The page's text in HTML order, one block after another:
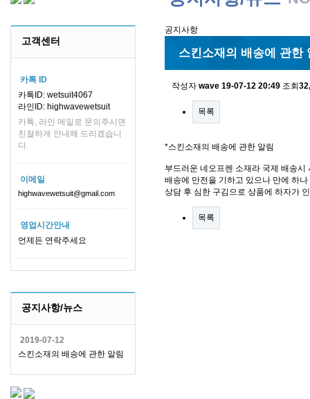
고객센터
카톡 ID
카톡ID: wetsuit4067
라인ID: highwavewetsuit
카톡, 라인 메일로 문의주시면
친절하게 안내해 드리겠습니
다.
이메일
highwavewetsuit@gmail.com
영업시간안내
언제든 연락주세요
공지사항/뉴스
2019-07-12
스킨소재의 배송에 관한 알림
공지사항
스킨소재의 배송에 관한
작성자 wave 19-07-12 20:49 조회
목록
*스킨소재의 배송에 관한 알림
부드러운 네오프렌 소재라 국제 배송
배송에 만전을 기하고 있으나 만에 하
상담 후 심한 구김으로 상품에 하자가
목록